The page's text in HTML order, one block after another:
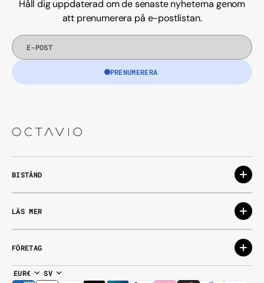
Håll dig uppdaterad om de senaste nyheterna genom
att prenumerera på e-postlistan.
E-
post
PRENUMERERA
BISTÅND
LÄS MER
FÖRETAG
EUR€ SV